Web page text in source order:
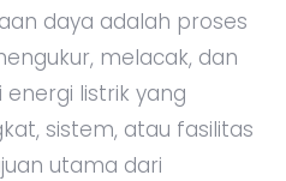
daya adalah proses
melacak, dan
listrik yang
sistem, atau fasilitas
utama dari